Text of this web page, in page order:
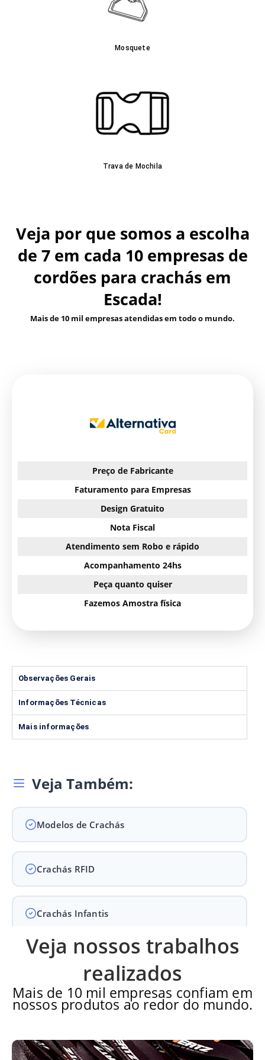
Mosquete
Trava de Mochila
Veja por que somos a escolha
de 7 em cada 10 empresas de
cordões para crachás em
Escada!
Mais de 10 mil empresas atendidas em todo o mundo.
Preço de Fabricante
Faturamento para Empresas
Design Gratuito
Nota Fiscal
Atendimento sem Robo e rápido
Acompanhamento 24hs
Peça quanto quiser
Fazemos Amostra física
Observações Gerais
Informações Técnicas
Mais informações
Veja Também:
Modelos de Crachás
Crachás RFID
Crachás Infantis
Crachás para Empresas
Crachás para Eventos
Perguntas Frequentes
Veja nossos trabalhos
realizados
Mais de 10 mil empresas confiam em
nossos produtos ao redor do mundo.